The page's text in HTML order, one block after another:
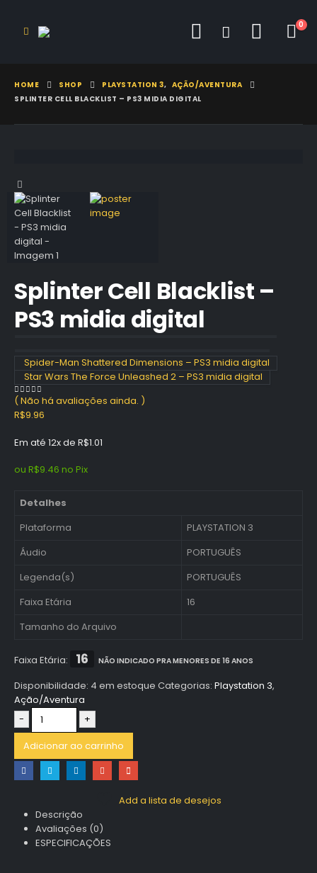
0
HOME SHOP PLAYSTATION 3, AÇÃO/AVENTURA
SPLINTER CELL BLACKLIST – PS3 MIDIA DIGITAL
Splinter Cell Blacklist –
PS3 midia digital
Spider-Man Shattered Dimensions – PS3 midia digital
Star Wars The Force Unleashed 2 – PS3 midia digital
0 out of 5
( Não há avaliações ainda. )
R$9.96
Em até 12x de R$1.01
ou R$9.46 no Pix
Detalhes
Plataforma
PLAYSTATION 3
Áudio
PORTUGUÊS
Legenda(s)
PORTUGUÊS
Faixa Etária
16
Tamanho do Arquivo
Faixa Etária: 16 NÃO INDICADO PRA MENORES DE 16 ANOS
Disponibilidade: 4 em estoque Categorias: Playstation 3,
Ação/Aventura
-
+
Adicionar ao carrinho
Add a lista de desejos
Descrição
Avaliações (0)
ESPECIFICAÇÕES